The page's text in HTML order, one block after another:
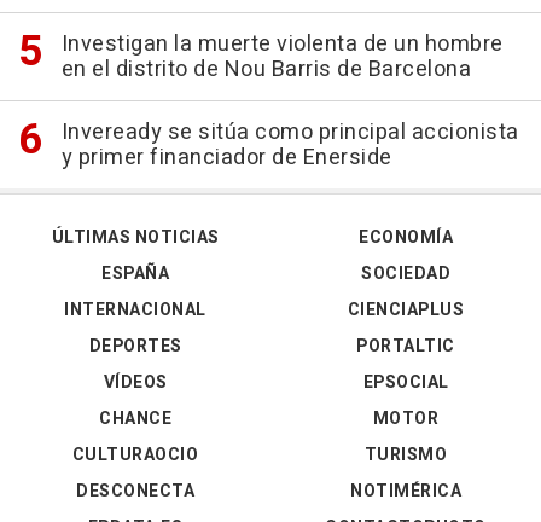
Investigan la muerte violenta de un hombre
en el distrito de Nou Barris de Barcelona
Inveready se sitúa como principal accionista
y primer financiador de Enerside
ÚLTIMAS NOTICIAS
ESPAÑA
INTERNACIONAL
DEPORTES
VÍDEOS
ECONOMÍA
SOCIEDAD
CIENCIAPLUS
PORTALTIC
EPSOCIAL
CHANCE
CULTURAOCIO
DESCONECTA
MOTOR
TURISMO
NOTIMÉRICA